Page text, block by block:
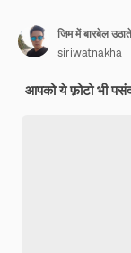
जिम में बारबेल
siriwatnakha
आपको ये फ़ोटो भी